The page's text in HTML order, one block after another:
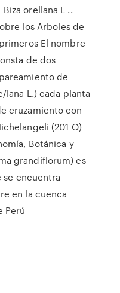
orellana L ..
los Arboles de
El nombre
de dos
de
lana L.) cada planta
cruzamiento con
(201 O)
Botánica y
grandiflorum) es
encuentra
en la cuenca
Perú